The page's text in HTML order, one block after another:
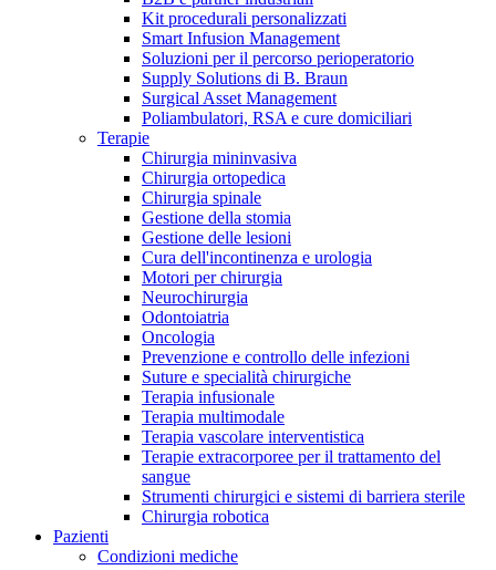
Catalogo prodotti
Trova il prodotto che stai cercando. Visita il catalogo B.
Braun con il nostro portfolio completo.
Hai domande o richieste? Scrivici per entrare subito in
contatto con un nostro referente.
Kit procedurali personalizzati
Smart Infusion Management
Soluzioni per il percorso perioperatorio
Supply Solutions di B. Braun
Surgical Asset Management
Poliambulatori, RSA e cure domiciliari
Terapie
Chirurgia mininvasiva
Chirurgia ortopedica
Chirurgia spinale
Gestione della stomia
Gestione delle lesioni
Cura dell'incontinenza e urologia
Motori per chirurgia
Neurochirurgia
Odontoiatria
Oncologia
Prevenzione e controllo delle infezioni
Suture e specialità chirurgiche
Terapia infusionale
Terapia multimodale
Terapia vascolare interventistica
Terapie extracorporee per il trattamento del
sangue
Strumenti chirurgici e sistemi di barriera sterile
Chirurgia robotica
Pazienti
Condizioni mediche